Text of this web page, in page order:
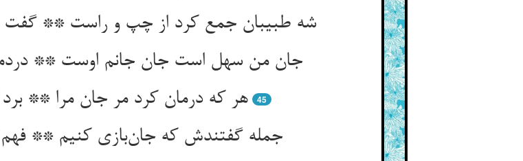
هر که درمان کرد مر جان مرا **
45